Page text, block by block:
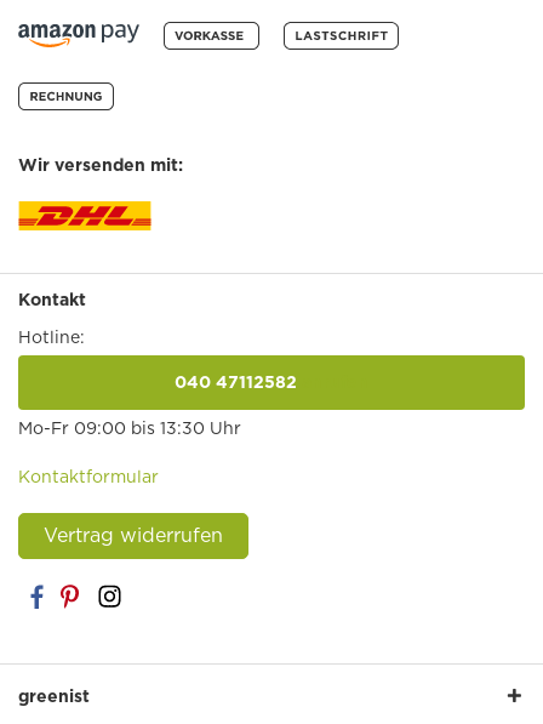
Wir versenden mit:
Kontakt
Hotline:
040 47112582
Mo-Fr 09:00 bis 13:30 Uhr
Kontaktformular
Vertrag widerrufen
greenist